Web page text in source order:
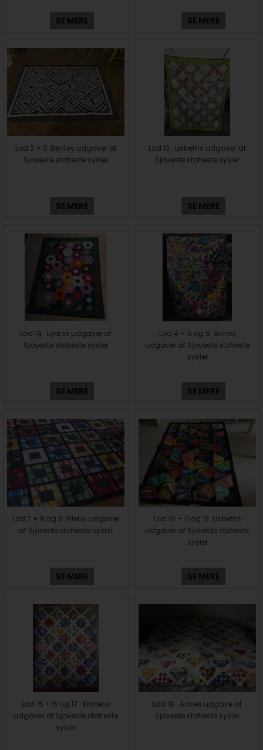
SE MERE SE MERE
Lod 2 + 3: Bentes udgaver af
Sjoveste stofreste sysler
SE MERE
Lod 13 : Lisbeths udgaver af
Sjoveste stofreste sysler
SE MERE
Lod 14 : Lykkes udgaver af
Sjoveste stofreste sysler
SE MERE
Lod 4 + 5 og 6: Annes
udgaver af Sjoveste stofreste
sysler
SE MERE
Lod 7 + 8 og 9: Ellens udgaver
af Sjoveste stofreste sysler
SE MERE
Lod 10 + 11 og 12: Lisbeths
udgaver af Sjoveste stofreste
sysler
SE MERE
Lod 15 +16 og 17 : Kirstens
udgaver af Sjoveste stofreste
sysler
Lod 18 : Aases udgave af
Sjoveste stofreste sysler